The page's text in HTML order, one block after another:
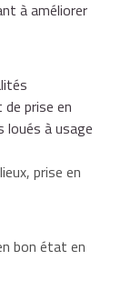
les frais
et le
à améliorer
prise en
à usage
prise en
bon état en